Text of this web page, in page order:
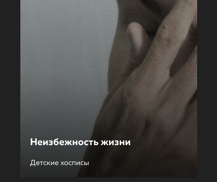
Неизбежность жизни
Детские хосписы